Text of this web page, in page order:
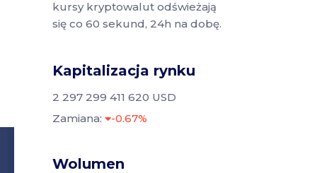
kursy kryptowalut odświeżają
się co 60 sekund, 24h na dobę.
Kapitalizacja rynku
2 297 299 411 620 USD
Zamiana:
-0.67%
Wolumen